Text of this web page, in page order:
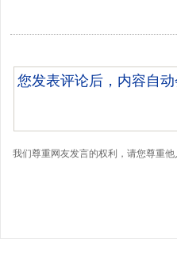
我们尊重网友发言的权利，请您尊重他